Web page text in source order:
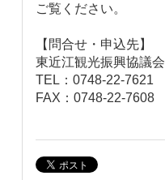
ご覧ください。
【問合せ・申込先】
東近江観光振興協議会
TEL：0748-22-7621
FAX：0748-22-7608